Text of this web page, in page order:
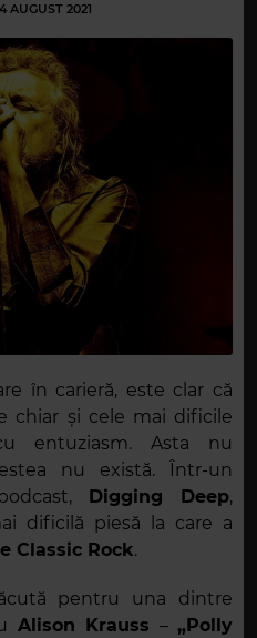
AUGUST 2021
în carieră, este clar că
chiar și cele mai dificile
entuziasm. Asta nu
nu există. Într-un
Digging Deep,
dificilă piesă la care a
Classic Rock.
pentru una dintre
Alison Krauss –„Polly